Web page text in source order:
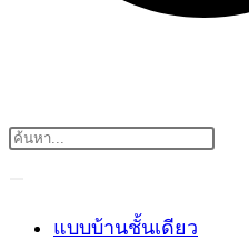
แบบบ้านชั้นเดียว